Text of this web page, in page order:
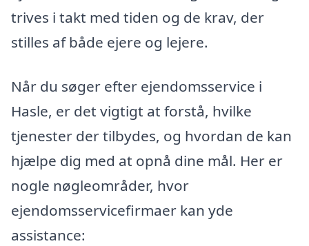
trives i takt med tiden og de krav, der
stilles af både ejere og lejere.
Når du søger efter ejendomsservice i
Hasle, er det vigtigt at forstå, hvilke
tjenester der tilbydes, og hvordan de kan
hjælpe dig med at opnå dine mål. Her er
nogle nøgleområder, hvor
ejendomsservicefirmaer kan yde
assistance: